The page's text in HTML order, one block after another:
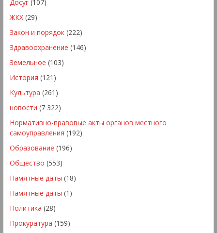
Досуг(107)
ЖКХ(29)
Закон и порядок(222)
Здравоохранение (146)
Земельное (103)
История (121)
Культура (261)
новости (7 322)
Нормативно-правовые акты органов местного
самоуправления (192)
Образование (196)
Общество (553)
Памятные даты (18)
Памятные даты (1)
Политика (28)
Прокуратура (159)